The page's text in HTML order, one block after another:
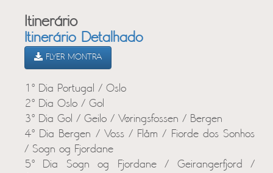
Itinerário
Itinerário Detalhado
FLYER MONTRA
1º Dia Portugal / Oslo
2º Dia Oslo / Gol
3º Dia Gol / Geilo / Vøringsfossen / Bergen
4º Dia Bergen / Voss / Flåm / Fiorde dos Sonhos
/ Sogn og Fjordane
5º Dia Sogn og Fjordane / Geirangerfjord /